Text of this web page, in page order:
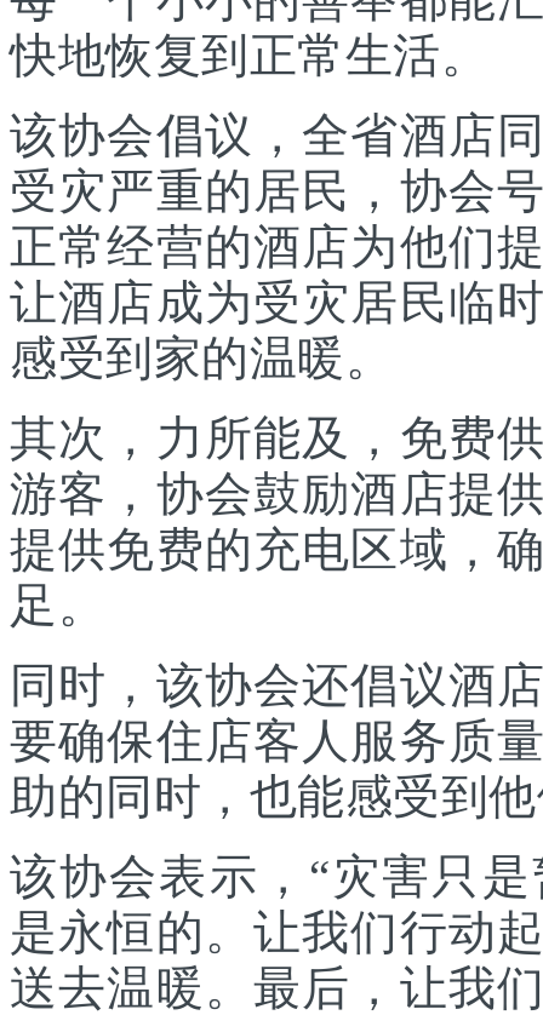
快地恢复到正常生活。
该协会倡议，全省酒店
受灾严重的居民，协会
正常经营的酒店为他们
让酒店成为受灾居民临
感受到家的温暖。
其次，力所能及，免费
游客，协会鼓励酒店提
提供免费的充电区域，
足。
同时，该协会还倡议酒
要确保住店客人服务质
助的同时，也能感受到
该协会表示，“灾害只
是永恒的。让我们行动
送去温暖。最后，让我